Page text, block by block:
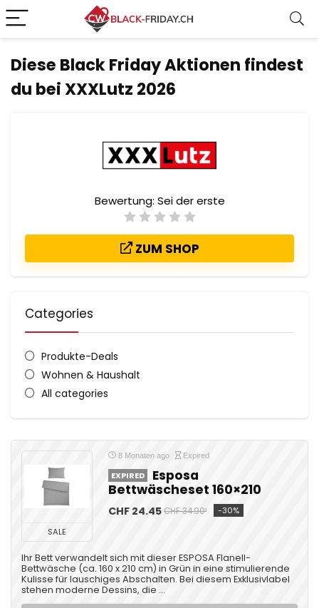
Diese Black Friday Aktionen findest
du bei XXXLutz 2026
Bewertung: Sei der erste
ZUM SHOP
Categories
Produkte-Deals
Wohnen & Haushalt
All categories
SALE
8 Monaten ago Expired
EXPIRED
Esposa
Bettwäscheset 160×210
CHF 24.45CHF 34.90¹ -30%
Ihr Bett verwandelt sich mit dieser ESPOSA Flanell-
Bettwäsche (ca. 160 x 210 cm) in Grün in eine stimulierende
Kulisse für lauschiges Abschalten. Bei diesem Exklusivlabel
stehen moderne Dessins, die ...